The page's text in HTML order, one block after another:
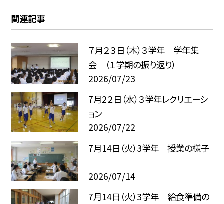
関連記事
７月２３日（木）３学年 学年集
会 （１学期の振り返り）
2026/07/23
7月2２日（水）３学年レクリエーシ
ョン
2026/07/22
7月14日（火）3学年 授業の様子
2026/07/14
7月14日（火）3学年 給食準備の